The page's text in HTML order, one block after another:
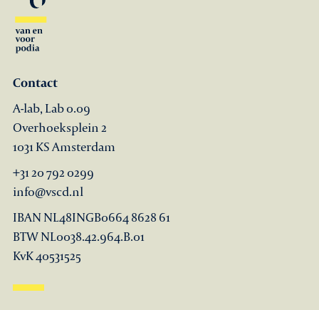
Contact
A-lab, Lab 0.09
Overhoeksplein 2
1031 KS Amsterdam
+31 20 792 0299
info@vscd.nl
IBAN NL48INGB0664 8628 61
BTW NL0038.42.964.B.01
KvK 40531525